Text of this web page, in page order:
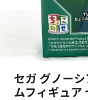
セガ グノー
ムフィギュア